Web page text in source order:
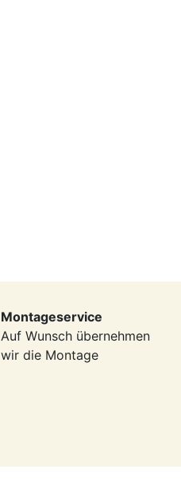
Montageservice
Auf Wunsch übernehmen
wir die Montage